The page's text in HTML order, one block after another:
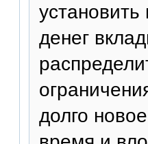
денег
долго